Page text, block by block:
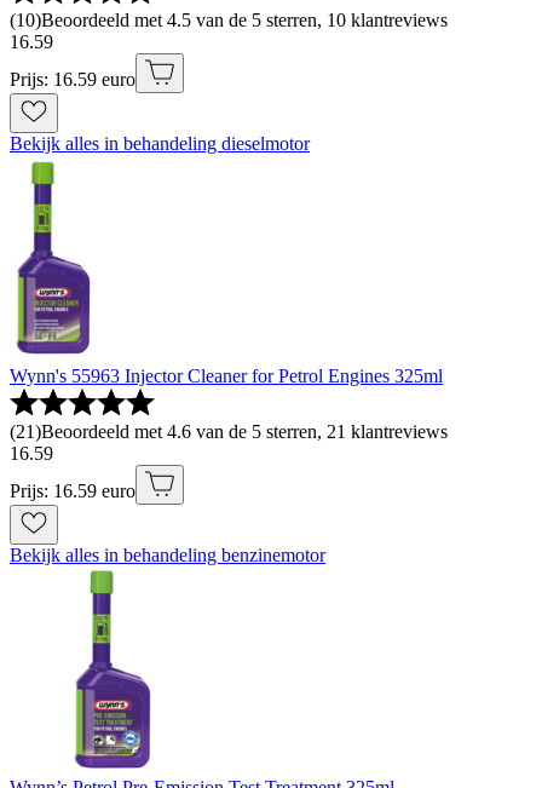
(10)Beoordeeld met 4.5 van de 5 sterren, 10 klantreviews
16.59
Prijs: 16.59 euro
Bekijk alles in behandeling dieselmotor
Wynn's 55963 Injector Cleaner for Petrol Engines 325ml
(21)Beoordeeld met 4.6 van de 5 sterren, 21 klantreviews
16.59
Prijs: 16.59 euro
Bekijk alles in behandeling benzinemotor